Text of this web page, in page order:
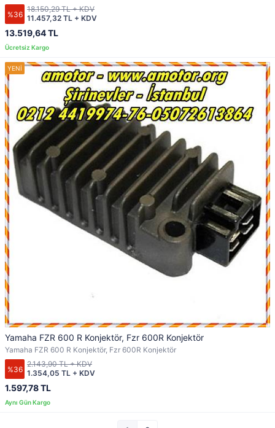
%36
13.519,64 TL
11.457,32 TL + KDV
18.150,29 TL + KDV
Yamaha FZR 600 R Konjektör, Fzr 600R Konjektör
Yamaha FZR 600 R Konjektör, Fzr 600R Konjektör
%36
1.597,78 TL
1.354,05 TL + KDV
2.143,90 TL + KDV